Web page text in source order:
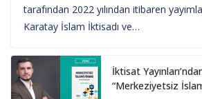
tarafından 2022 yılından itibaren
Karatay İslam İktisadı ve…
İktisat
“Merkeziyetsiz